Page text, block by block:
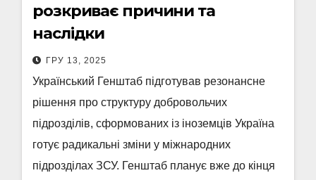
розкриває причини та
наслідки
ГРУ 13, 2025
Український Генштаб підготував резонансне
рішення про структуру добровольчих
підрозділів, сформованих із іноземців Україна
готує радикальні зміни у міжнародних
підрозділах ЗСУ. Генштаб планує вже до кінця